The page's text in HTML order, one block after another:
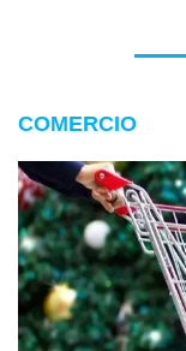
COMERCIO